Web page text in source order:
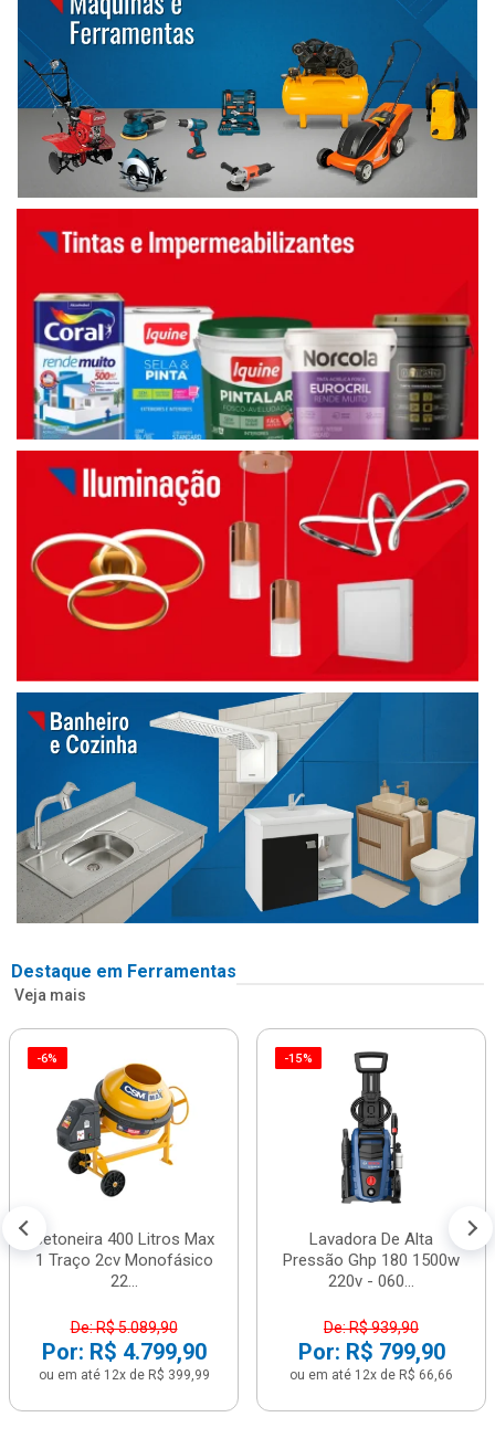
Destaque em Ferramentas
Veja mais
-6%
Betoneira 400 Litros Max
1 Traço 2cv Monofásico
22...
De: R$ 5.089,90
Por: R$ 4.799,90
ou em até 12x de R$ 399,99
-15%
Lavadora De Alta
Pressão Ghp 180 1500w
220v - 060...
De: R$ 939,90
Por: R$ 799,90
ou em até 12x de R$ 66,66